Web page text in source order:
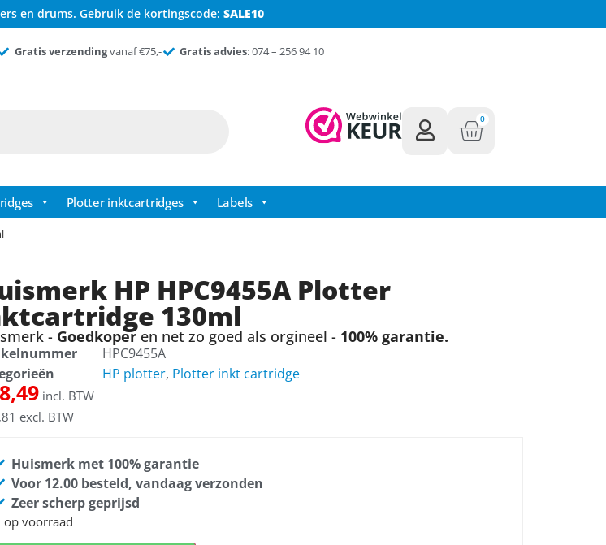
en drums. Gebruik de kortingscode: SALE10
Gratis verzendingvanaf €75,- Gratis advies: 074 – 256 94 10
0
Plotter inktcartridges Labels
HP HPC9455A Plotter
130ml
- Goedkoperen net zo goed als orgineel - 100% garantie.
HPC9455A
HP plotter, Plotter inkt cartridge
incl. BTW
excl. BTW
Huismerk met 100% garantie
Voor 12.00 besteld, vandaag verzonden
Zeer scherp geprijsd
op voorraad